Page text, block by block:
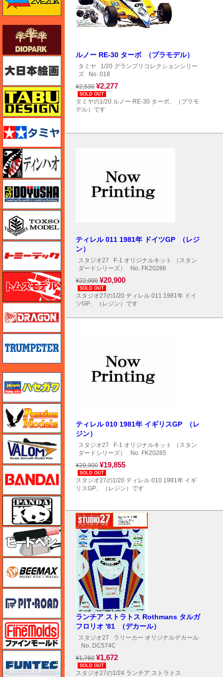
ルノー RE-30 ターボ （プラモデル）
タミヤ
1/20 グランプリコレクションシリー
ズ No. 018
¥2,530 ¥2,277
SOLD OUT
タミヤの1/20 ルノー RE-30 ターボ、（プラモ
デル）です
ティレル 011 1981年 ドイツGP （レジ
ン）
スタジオ27
F-1 オリジナルキット （スタン
ダードシリーズ）
No. FK20286
¥22,000 ¥20,900
SOLD OUT
スタジオ27の1/20 ティレル 011 1981年 ドイ
ツGP、（レジン）です
ティレル 010 1981年 イギリスGP （レ
ジン）
スタジオ27
F-1 オリジナルキット （スタン
ダードシリーズ）
No. FK20285
¥20,900 ¥19,855
SOLD OUT
スタジオ27の1/20 ティレル 010 1981年 イギ
リスGP、（レジン）です
ランチア ストラトス Rothmans タルガ
フロリオ '81 （デカール）
スタジオ27
ラリーカー オリジナルデカール
No. DC574C
¥1,760 ¥1,672
SOLD OUT
スタジオ27の1/24 ランチア ストラトス
ダイオパーク（diopark）
大日本絵画
タブデザイン・スタジオ27
トミーテック
ドラゴン
バロムモデル
バンダイ
ヒートペン（十和田技研・ブレインファクトリー）
BEEMAX
ピットロード
ファインモールド
funtec（ファンテック）